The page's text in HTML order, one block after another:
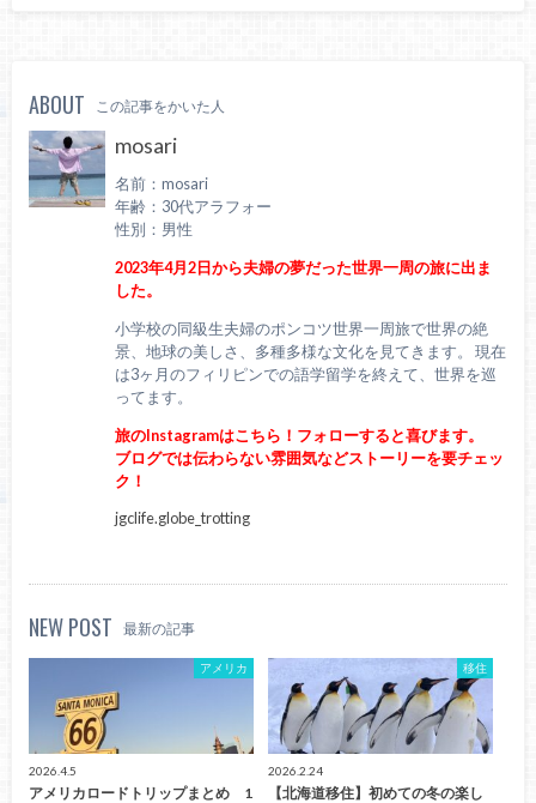
ABOUT この記事をかいた人
mosari
名前：mosari
年齢：30代アラフォー
性別：男性
2023年4月2日から夫婦の夢だった世界一周の旅に出ま
した。
小学校の同級生夫婦のポンコツ世界一周旅で世界の絶
景、地球の美しさ、多種多様な文化を見てきます。 現在
は3ヶ月のフィリピンでの語学留学を終えて、世界を巡
ってます。
旅のInstagramはこちら！フォローすると喜びます。
ブログでは伝わらない雰囲気などストーリーを要チェッ
ク！
jgclife.globe_trotting
NEW POST 最新の記事
アメリカ
2026.4.5
アメリカロードトリップまとめ 1
移住
2026.2.24
【北海道移住】初めての冬の楽し